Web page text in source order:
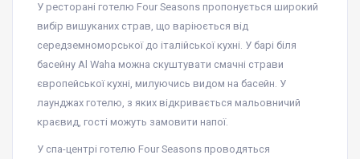
У ресторані готелю Four Seasons пропонується широкий
вибір вишуканих страв, що варіюється від
середземноморської до італійської кухні. У барі біля
басейну Al Waha можна скуштувати смачні страви
європейської кухні, милуючись видом на басейн. У
лаунджах готелю, з яких відкривається мальовничий
краєвид, гості можуть замовити напої.
У спа-центрі готелю Four Seasons проводяться